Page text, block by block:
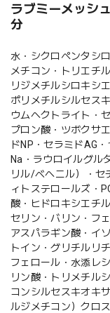
ラブミーメッシ
分
水・シクロペンタシ
メチコン・トリエチ
リジメチルシロキシ
ポリメチルシルセス
ウムヘクトライト・
プロン酸・ツボクサ
ドNP・セラミドAG
Na・ラウロイルグル
リル/ベヘニル）・セ
ィトステロールズ・
酸・ヒドロキシエチ
セリン・バリン・フ
アスパラギン酸・イ
トイン・グリチルリ
フェロール・水添レ
リン酸・トリメチル
コンシルセスキオキ
ルジメチコン）クロ